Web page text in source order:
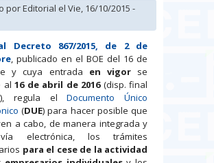
porEditorial el Vie, 16/10/2015 -
Decreto 867/2015, de 2 de
, publicado en el BOE del 16 de
y cuya entrada en vigorse
al 16 de abril de 2016(disp. final
regula elDocumento Único
(DUE) para hacer posible que
a cabo, de manera integrada y
electrónica, los trámites
para el cese de la actividad